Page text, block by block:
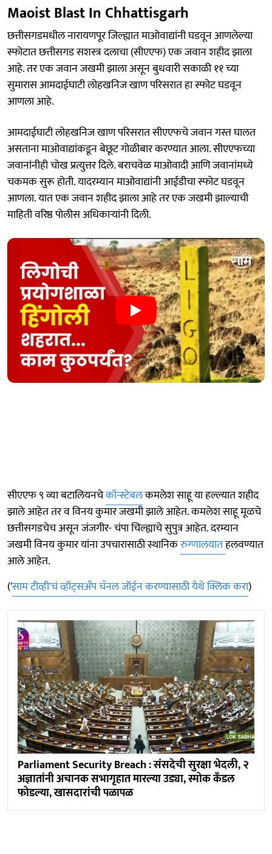
Maoist Blast In Chhattisgarh
छत्तीसगडमधील नारायणपूर जिल्ह्यात माओवाद्यांनी घडवून आणलेल्या
स्फोटात छत्तीसगड सशस्त्र दलाचा (सीएएफ) एक जवान शहीद झाला
आहे. तर एक जवान जखमी झाला असून बुधवारी सकाळी ११ च्या
सुमारास आमदाईघाटी लोहखनिज खाण परिसरात हा स्फोट घडवून
आणला आहे.
आमदाईघाटी लोहखनिज खाण परिसरात सीएएफचे जवान गस्त घालत
असताना माओवाद्यांकडून बेछूट गोळीबार करण्यात आला. सीएएफच्या
जवानांनीही चोख प्रत्युत्तर दिले. बराचवेळ माओवादी आणि जवानांमध्ये
चकमक सुरू होती. यादरम्यान माओवाद्यांनी आईडीचा स्फोट घडवून
आणला. यात एक जवान शहीद झाला आहे तर एक जखमी झाल्याची
माहिती वरिष्ठ पोलीस अधिकाऱ्यांनी दिली.
सीएएफ ९ व्या बटालियनचेकॉन्स्टेबलकमलेश साहू या हल्ल्यात शहीद
झाले आहेत तर व विनय कुमार जखमी झाले आहेत. कमलेश साहू मूळचे
छत्तीसगडचेच असून जंजगीर- चंपा चिल्ह्याचे सुपुत्र आहेत. दरम्यान
जखमी विनय कुमार यांना उपचारासाठी स्थानिकरुग्णालयातहलवण्यात
आले आहेत.
('साम टीव्ही'चं व्हॉट्सअँप चॅनल जॉईन करण्यासाठी येथे क्लिक करा)
Parliament Security Breach : संसदेची सुरक्षा भेदली, २
अज्ञातांनी अचानक सभागृहात मारल्या उड्या, स्मोक कँडल
फोडल्या, खासदारांची पळापळ